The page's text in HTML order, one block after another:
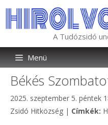
tartalomba
A Tudózsidó
Menü
Békés
2025. szeptember 5. péntek
Zsidó Hitközség | Címkék: